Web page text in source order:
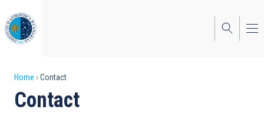
to
main
content
Breadcrumb
Home Contact
Contact